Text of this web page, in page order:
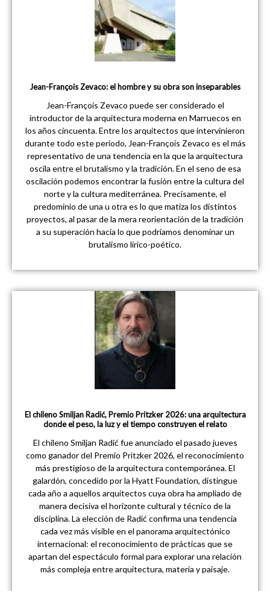
Jean-François Zevaco: el hombre y su obra son inseparables
Jean-François Zevaco puede ser considerado el
introductor de la arquitectura moderna en Marruecos en
los años cincuenta. Entre los arquitectos que intervinieron
durante todo este periodo, Jean-François Zevaco es el más
representativo de una tendencia en la que la arquitectura
oscila entre el brutalismo y la tradición. En el seno de esa
oscilación podemos encontrar la fusión entre la cultura del
norte y la cultura mediterránea. Precisamente, el
predominio de una u otra es lo que matiza los distintos
proyectos, al pasar de la mera reorientación de la tradición
a su superación hacia lo que podríamos denominar un
brutalismo lírico-poético.
El chileno Smiljan Radić, Premio Pritzker 2026: una arquitectura
donde el peso, la luz y el tiempo construyen el relato
El chileno Smiljan Radić fue anunciado el pasado jueves
como ganador del Premio Pritzker 2026, el reconocimiento
más prestigioso de la arquitectura contemporánea. El
galardón, concedido por la Hyatt Foundation, distingue
cada año a aquellos arquitectos cuya obra ha ampliado de
manera decisiva el horizonte cultural y técnico de la
disciplina. La elección de Radić confirma una tendencia
cada vez más visible en el panorama arquitectónico
internacional: el reconocimiento de prácticas que se
apartan del espectáculo formal para explorar una relación
más compleja entre arquitectura, materia y paisaje.